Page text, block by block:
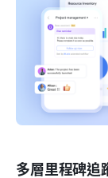
多層里程碑追